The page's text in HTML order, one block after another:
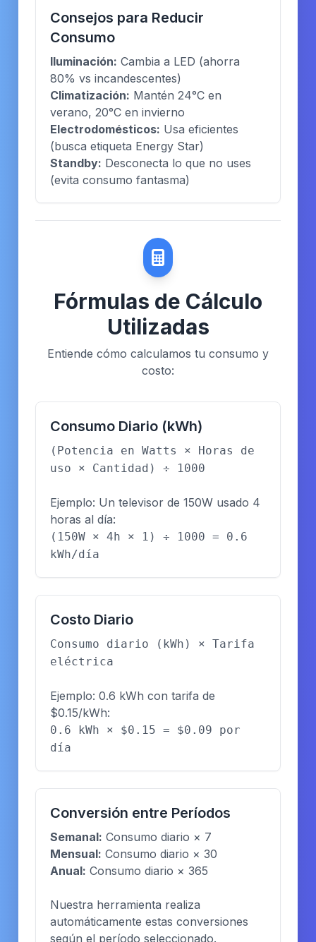
Consejos para Reducir
Consumo
Iluminación: Cambia a LED (ahorra
80% vs incandescentes)
Climatización: Mantén 24°C en
verano, 20°C en invierno
Electrodomésticos: Usa eficientes
(busca etiqueta Energy Star)
Standby: Desconecta lo que no uses
(evita consumo fantasma)
Fórmulas de Cálculo
Utilizadas
Entiende cómo calculamos tu consumo y
costo:
Consumo Diario (kWh)
(Potencia en Watts × Horas de
uso × Cantidad) ÷ 1000
Ejemplo: Un televisor de 150W usado 4
horas al día:
(150W × 4h × 1) ÷ 1000 = 0.6
kWh/día
Costo Diario
Consumo diario (kWh) × Tarifa
eléctrica
Ejemplo: 0.6 kWh con tarifa de
$0.15/kWh:
0.6 kWh × $0.15 = $0.09 por
día
Conversión entre Períodos
Semanal: Consumo diario × 7
Mensual: Consumo diario × 30
Anual: Consumo diario × 365
Nuestra herramienta realiza
automáticamente estas conversiones
según el período seleccionado.